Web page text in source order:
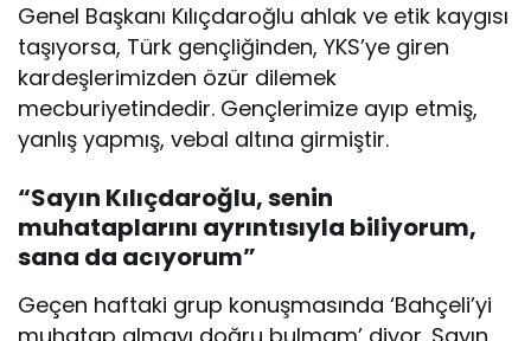
Genel Başkanı Kılıçdaroğlu ahlak ve etik kaygısı
taşıyorsa, Türk gençliğinden, YKS’ye giren
kardeşlerimizden özür dilemek
mecburiyetindedir. Gençlerimize ayıp etmiş,
yanlış yapmış, vebal altına girmiştir.
“Sayın Kılıçdaroğlu, senin
muhataplarını ayrıntısıyla biliyorum,
sana da acıyorum”
Geçen haftaki grup konuşmasında ‘Bahçeli’yi